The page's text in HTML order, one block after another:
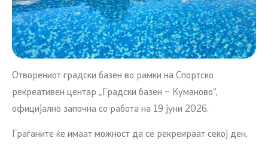
Отворениот градски базен во рамки на Спортско
рекреативен центар „Градски базен – Куманово“,
официјално започна со работа на 19 јуни 2026.
Граѓаните ќе имаат можност да се рекреираат секој ден,